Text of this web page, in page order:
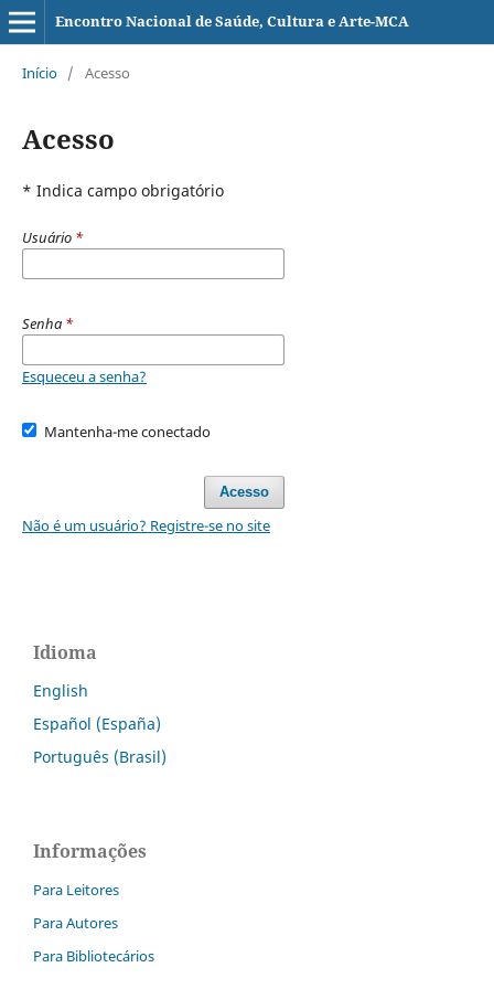
Encontro Nacional de Saúde, Cultura e Arte-MCA
Início / Acesso
Acesso
* Indica campo obrigatório
Usuário *
Senha *
Esqueceu a senha?
Mantenha-me conectado
Acesso
Não é um usuário? Registre-se no site
Idioma
English
Español (España)
Português (Brasil)
Informações
Para Leitores
Para Autores
Para Bibliotecários